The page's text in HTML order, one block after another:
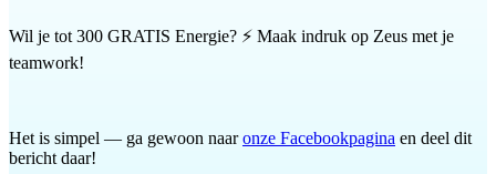
Wil je tot 300 GRATIS Energie? ⚡ Maak indruk op Zeus met je
teamwork!
Het is simpel — ga gewoon naaronze Facebookpagina en deel dit
bericht daar!